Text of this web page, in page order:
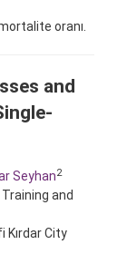
oranı.
and
Seyhan2
and
City